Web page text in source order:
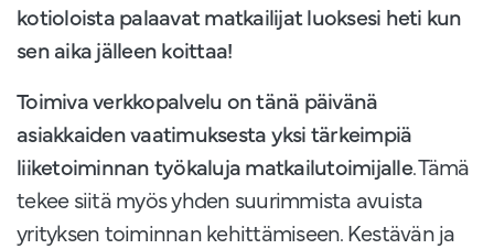
kotioloista palaavat matkailijat luoksesi heti kun
sen aika jälleen koittaa!
Toimiva verkkopalvelu on tänä päivänä
asiakkaiden vaatimuksesta yksi tärkeimpiä
liiketoiminnan työkaluja matkailutoimijalle. Tämä
tekee siitä myös yhden suurimmista avuista
yrityksen toiminnan kehittämiseen. Kestävän ja